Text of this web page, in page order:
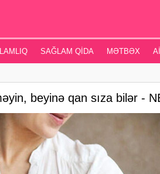
SAĞLAM QIDA MƏTBƏX
beyinə qan sıza bilər -